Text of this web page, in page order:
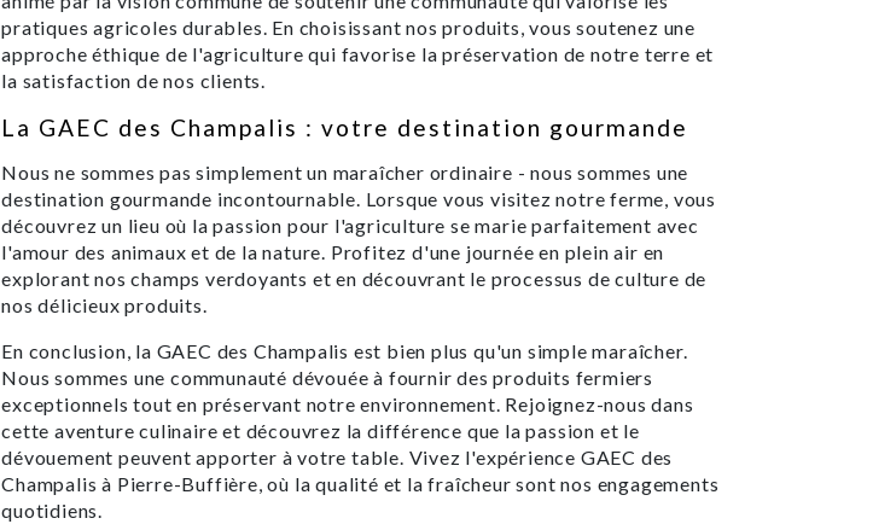
pratiques agricoles durables. En choisissant nos produits, vous soutenez une
approche éthique de l'agriculture qui favorise la préservation de notre terre et
la satisfaction de nos clients.
La GAEC des Champalis : votre destination gourmande
Nous ne sommes pas simplement un maraîcher ordinaire - nous sommes une
destination gourmande incontournable. Lorsque vous visitez notre ferme, vous
découvrez un lieu où la passion pour l'agriculture se marie parfaitement avec
l'amour des animaux et de la nature. Profitez d'une journée en plein air en
explorant nos champs verdoyants et en découvrant le processus de culture de
nos délicieux produits.
En conclusion, la GAEC des Champalis est bien plus qu'un simple maraîcher.
Nous sommes une communauté dévouée à fournir des produits fermiers
exceptionnels tout en préservant notre environnement. Rejoignez-nous dans
cette aventure culinaire et découvrez la différence que la passion et le
dévouement peuvent apporter à votre table. Vivez l'expérience GAEC des
Champalis à Pierre-Buffière, où la qualité et la fraîcheur sont nos engagements
quotidiens.